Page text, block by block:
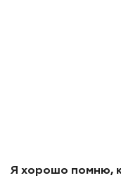
Я хорошо помню,